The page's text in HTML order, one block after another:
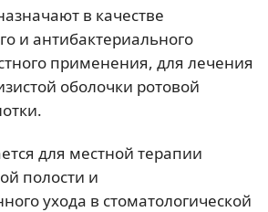
в качестве
и антибактериального
применения, для лечения
оболочки ротовой
для местной терапии
полости и
ухода в стоматологической